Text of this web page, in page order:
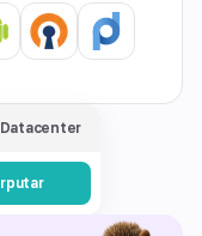
Datacenter